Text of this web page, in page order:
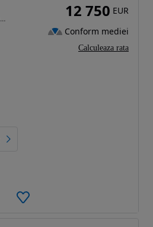
999 cm3 • 110 CP • SKODA SCALA Combi 1.0 TSI 110CP stare perfecta, garantie pana la 3 ani 12 750 EUR
Conform mediei
Calculeaza rata